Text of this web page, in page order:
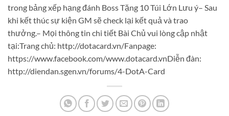
trong bảng xếp hạng đánh Boss Tặng 10 Túi Lớn Lưu ý– Sau
khi kết thúc sự kiện GM sẽ check lại kết quả và trao
thưởng.– Mọi thông tin chi tiết Bài Chủ vui lòng cập nhật
tại:Trang chủ: http://dotacard.vn/Fanpage:
https://www.facebook.com/www.dotacard.vnDiễn đàn:
http://diendan.sgen.vn/forums/4-DotA-Card